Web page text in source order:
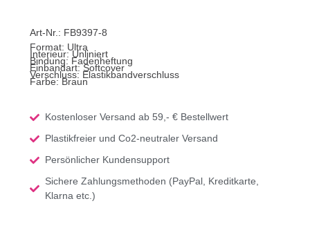
Art-Nr.: FB9397-8
Format: Ultra
Interieur: Unliniert
Bindung: Fadenheftung
Einbandart: Softcover
Verschluss: Elastikbandverschluss
Farbe: Braun
Kostenloser Versand ab 59,- € Bestellwert
Plastikfreier und Co2-neutraler Versand
Persönlicher Kundensupport
Sichere Zahlungsmethoden (PayPal, Kreditkarte,
Klarna etc.)